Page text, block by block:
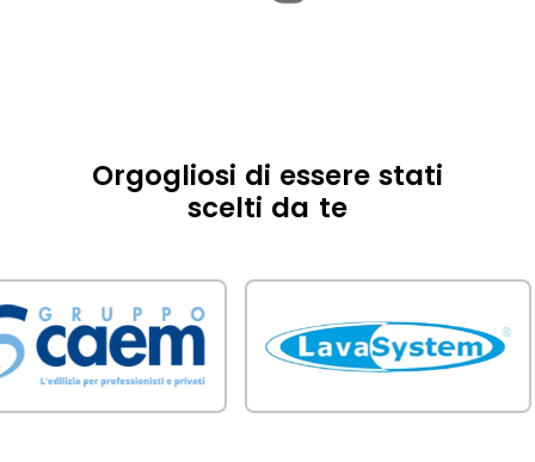
Orgogliosi di essere stati
scelti da te